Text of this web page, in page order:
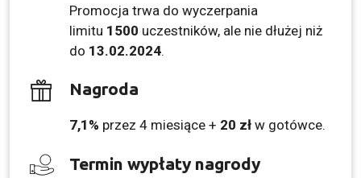
Promocja trwa do wyczerpania
limitu 1500 uczestników, ale nie dłużej niż
do 13.02.2024.
Nagroda
7,1% przez 4 miesiące + 20 zł w gotówce.
Termin wypłaty nagrody